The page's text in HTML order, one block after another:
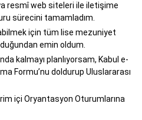
resmî web siteleri ile iletişime
sürecini tamamladım.
için tüm lise mezuniyet
emin oldum.
kalmayı planlıyorsam, Kabul e-
Formu’nu doldurup Uluslararası
içi Oryantasyon Oturumlarına